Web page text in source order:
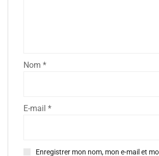
Nom *
E-mail *
Enregistrer mon nom, mon e-mail et